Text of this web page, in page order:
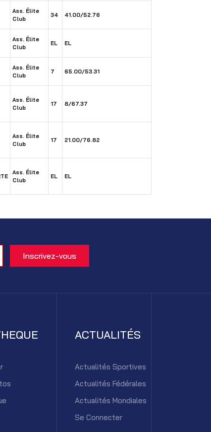
Ass. Élite
Club
34 41.00/52.76
Ass. Élite
Club
EL EL
Ass. Élite
Club
7 65.00/53.31
Ass. Élite
Club
17 8/67.37
Ass. Élite
Club
17 21.00/76.82
Ass. Élite
Club
EL EL
ACTUALITÉS
Actualités Sportives
Actualités Fédérales
Actualités Mondiales
Se Connecter